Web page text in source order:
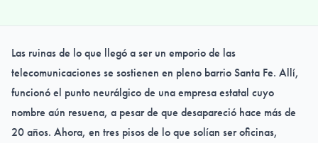
Las ruinas de lo que llegó a ser un emporio de las
telecomunicaciones se sostienen en pleno barrio Santa Fe. Allí,
funcionó el punto neurálgico de una empresa estatal cuyo
nombre aún resuena, a pesar de que desapareció hace más de
20 años. Ahora, en tres pisos de lo que solían ser oficinas,